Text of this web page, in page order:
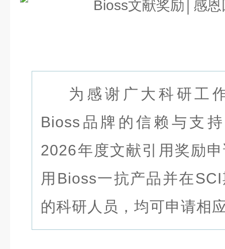
为感谢广大科研工
Bioss品牌的信赖与支
2026年度文献引用奖励
用Bioss一抗产品并在
的科研人员，均可申请相